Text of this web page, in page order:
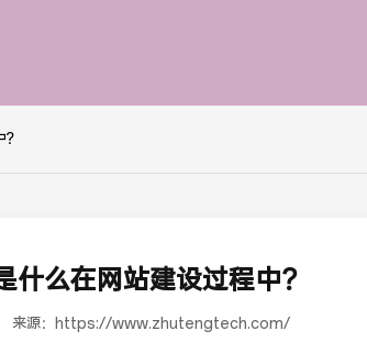
么在网站建设过程中？
来源： https://www.zhutengtech.com/